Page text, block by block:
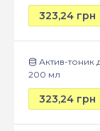
323,24 грн
Актив-тоник
200 мл
323,24 грн